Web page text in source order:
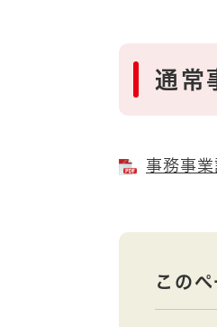
通常
事務事
この